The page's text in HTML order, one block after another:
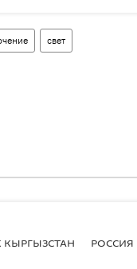
свет
КЫРГЫЗСТАН РОССИЯ